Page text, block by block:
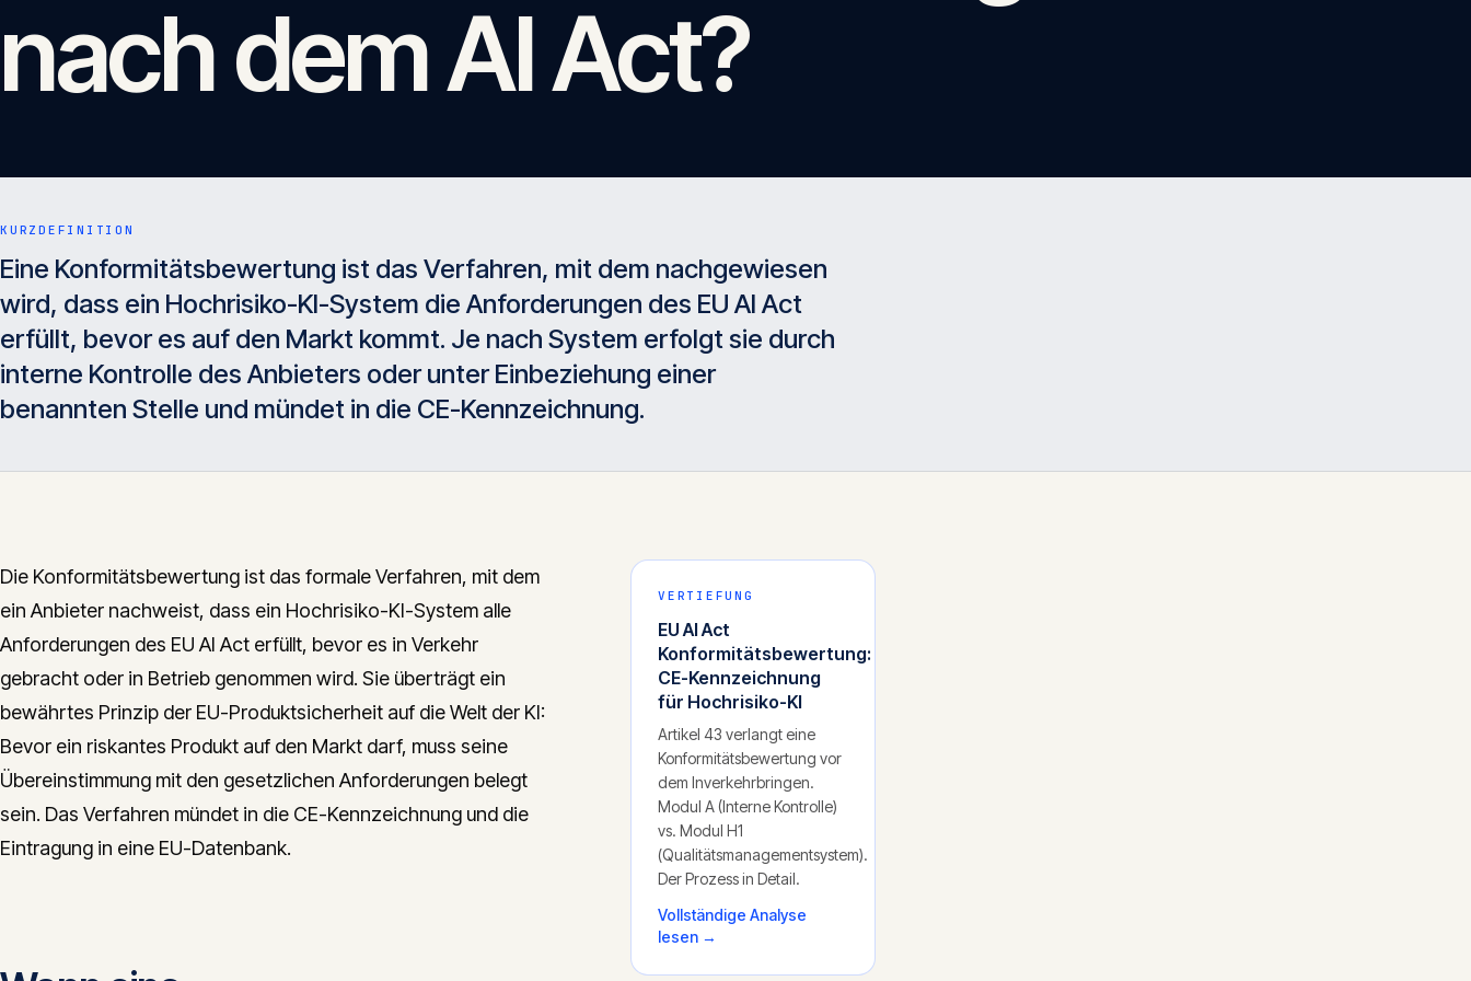
nach dem AI Act?
KURZDEFINITION
Eine Konformitätsbewertung ist das Verfahren, mit dem nachgewiesen
wird, dass ein Hochrisiko-KI-System die Anforderungen des EU AI Act
erfüllt, bevor es auf den Markt kommt. Je nach System erfolgt sie durch
interne Kontrolle des Anbieters oder unter Einbeziehung einer
benannten Stelle und mündet in die CE-Kennzeichnung.
Die Konformitätsbewertung ist das formale Verfahren, mit dem
ein Anbieter nachweist, dass ein Hochrisiko-KI-System alle
Anforderungen des EU AI Act erfüllt, bevor es in Verkehr
gebracht oder in Betrieb genommen wird. Sie überträgt ein
bewährtes Prinzip der EU-Produktsicherheit auf die Welt der KI:
Bevor ein riskantes Produkt auf den Markt darf, muss seine
Übereinstimmung mit den gesetzlichen Anforderungen belegt
sein. Das Verfahren mündet in die CE-Kennzeichnung und die
Eintragung in eine EU-Datenbank.
VERTIEFUNG
EU AI Act
Konformitätsbewertung:
CE-Kennzeichnung
für Hochrisiko-KI
Artikel 43 verlangt eine
Konformitätsbewertung vor
dem Inverkehrbringen.
Modul A (Interne Kontrolle)
vs. Modul H1
(Qualitätsmanagementsystem).
Der Prozess in Detail.
Vollständige Analyse
lesen →